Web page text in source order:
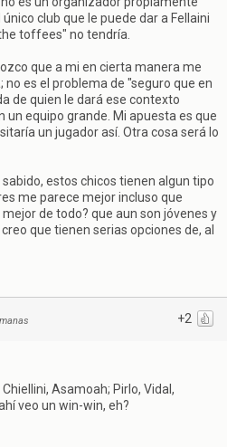
club que le puede dar a Fellaini
toffees" no tendría.
que a mi en cierta manera me
no es el problema de "seguro que en
de quien le dará ese contexto
un equipo grande. Mi apuesta es que
un jugador así. Otra cosa será lo
estos chicos tienen algun tipo
me parece mejor incluso que
de todo? que aun son jóvenes y
que tienen serias opciones de, al
+2
Asamoah; Pirlo, Vidal,
veo un win-win, eh?